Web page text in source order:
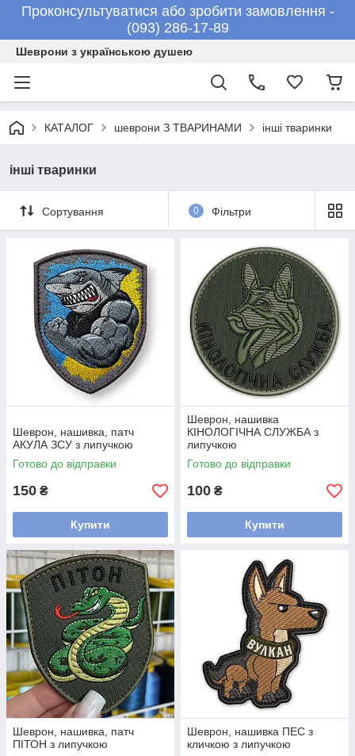
Проконсультуватися або зробити замовлення -
(093) 286-17-89
Шеврони з українською душею
КАТАЛОГ шеврони З ТВАРИНАМИ інші тваринки
інші тваринки
Сортування 0 Фільтри
Шеврон, нашивка, патч
АКУЛА ЗСУ з липучкою
Готово до відправки
150 ₴
Купити
Шеврон, нашивка
КІНОЛОГІЧНА СЛУЖБА з
липучкою
Готово до відправки
100 ₴
Купити
Шеврон, нашивка, патч
ПІТОН з липучкою
Шеврон, нашивка ПЕС з
кличкою з липучкою